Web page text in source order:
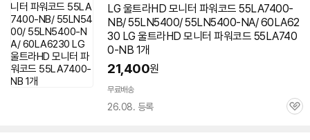
LG 울트라HD 모니터 파워코드 55LA7400-
NB/ 55LN5400/ 55LN5400-NA/60LA62
30 LG 울트라HD 모니터 파워코드 55LA740
0-NB 1개
21,400원
무료배송
26.08. 등록
관